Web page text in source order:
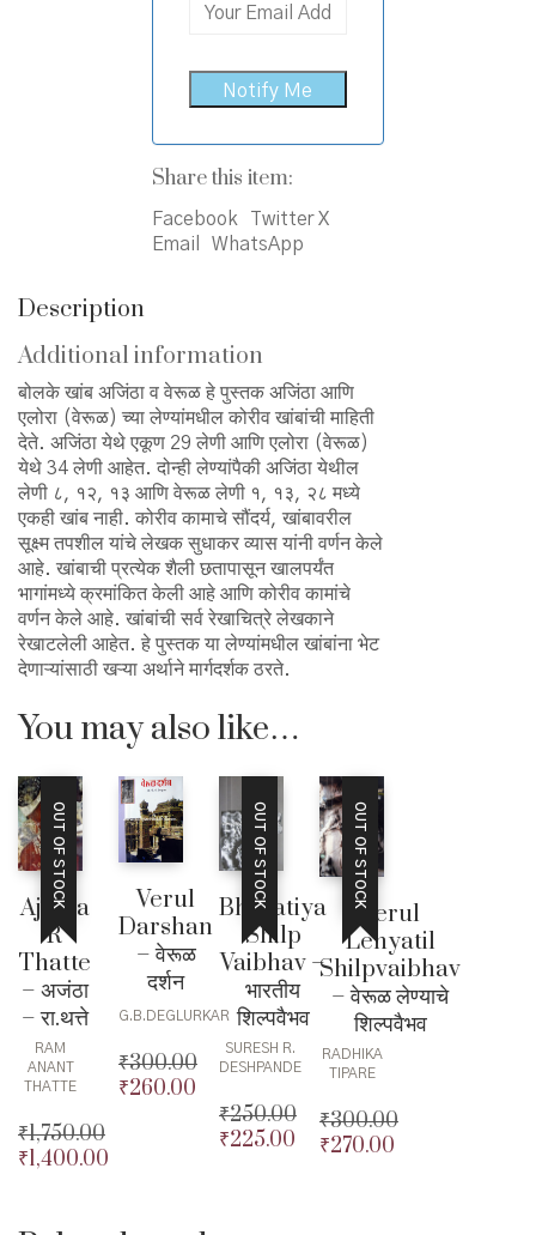
Share this item:
Facebook
Twitter X
Email
WhatsApp
Description
Additional information
बोलके खांब अजिंठा व वेरूळ हे पुस्तक अजिंठा आणि
एलोरा (वेरूळ) च्या लेण्यांमधील कोरीव खांबांची माहिती
देते. अजिंठा येथे एकूण 29 लेणी आणि एलोरा (वेरूळ)
येथे 34 लेणी आहेत. दोन्ही लेण्यांपैकी अजिंठा येथील
लेणी ८, १२, १३ आणि वेरूळ लेणी १, १३, २८ मध्ये
एकही खांब नाही. कोरीव कामाचे सौंदर्य, खांबावरील
सूक्ष्म तपशील यांचे लेखक सुधाकर व्यास यांनी वर्णन केले
आहे. खांबाची प्रत्येक शैली छतापासून खालपर्यंत
भागांमध्ये क्रमांकित केली आहे आणि कोरीव कामांचे
वर्णन केले आहे. खांबांची सर्व रेखाचित्रे लेखकाने
रेखाटलेली आहेत. हे पुस्तक या लेण्यांमधील खांबांना भेट
देणाऱ्यांसाठी खऱ्या अर्थाने मार्गदर्शक ठरते.
You may also like…
OUT OF STOCK
Ajanta
R
Thatte
– अजंठा
– रा.थत्ते
RAM
ANANT
THATTE
₹1,750.00
Original
₹1,400.00
Verul
Darshan
– वेरूळ
दर्शन
G.B.DEGLURKAR
₹300.00
Original
₹260.00
OUT OF STOCK
Bharatiya
Shilp
Vaibhav –
भारतीय
शिल्पवैभव
SURESH R.
DESHPANDE
₹250.00
Original
₹225.00
OUT OF STOCK
Verul
Lenyatil
Shilpvaibhav
– वेरूळ लेण्याचे
शिल्पवैभव
RADHIKA
TIPARE
₹300.00
Original
₹270.00